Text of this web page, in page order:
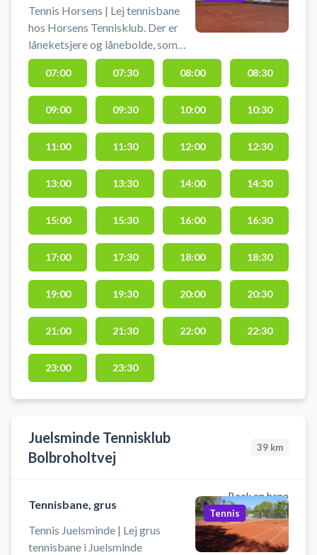
Tennis Horsens | Lej tennisbane
hos Horsens Tennisklub. Der er
låneketsjere og lånebolde, som
ligger under klubbens halvtag. Der
kan parkeres foran klubben på
Kraghsvej.
07:00 07:30 08:00 08:30
09:00 09:30 10:00 10:30
11:00 11:30 12:00 12:30
13:00 13:30 14:00 14:30
15:00 15:30 16:00 16:30
17:00 17:30 18:00 18:30
19:00 19:30 20:00 20:30
21:00 21:30 22:00 22:30
23:00 23:30
Juelsminde Tennisklub
Bolbroholtvej
39 km
Book en bane
Tennisbane, grus
Tennis Juelsminde | Lej grus
tennisbane i Juelsminde
Tennis